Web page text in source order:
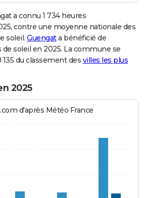
a connu 1 734 heures
contre une moyenne nationale des
soleil. Guengata bénéficié de
de soleil en 2025. La commune se
du classement des villes les plus
2025
d'après Météo France